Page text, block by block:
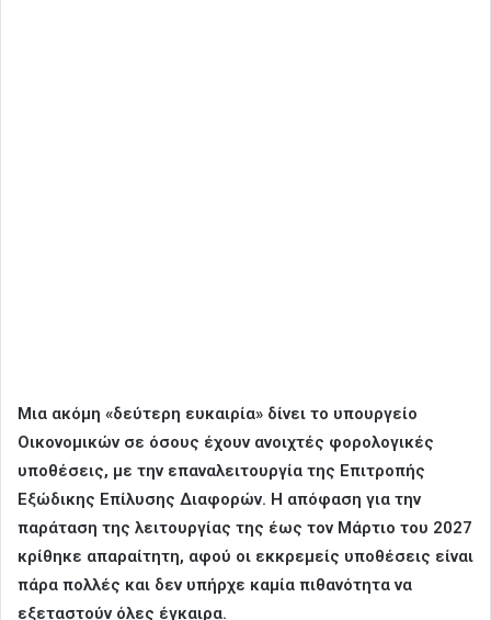
Μια ακόμη «δεύτερη ευκαιρία» δίνει το υπουργείο
Οικονομικών σε όσους έχουν ανοιχτές φορολογικές
υποθέσεις, με την επαναλειτουργία της Επιτροπής
Εξώδικης Επίλυσης Διαφορών. Η απόφαση για την
παράταση της λειτουργίας της έως τον Μάρτιο του 2027
κρίθηκε απαραίτητη, αφού οι εκκρεμείς υποθέσεις είναι
πάρα πολλές και δεν υπήρχε καμία πιθανότητα να
εξεταστούν όλες έγκαιρα.